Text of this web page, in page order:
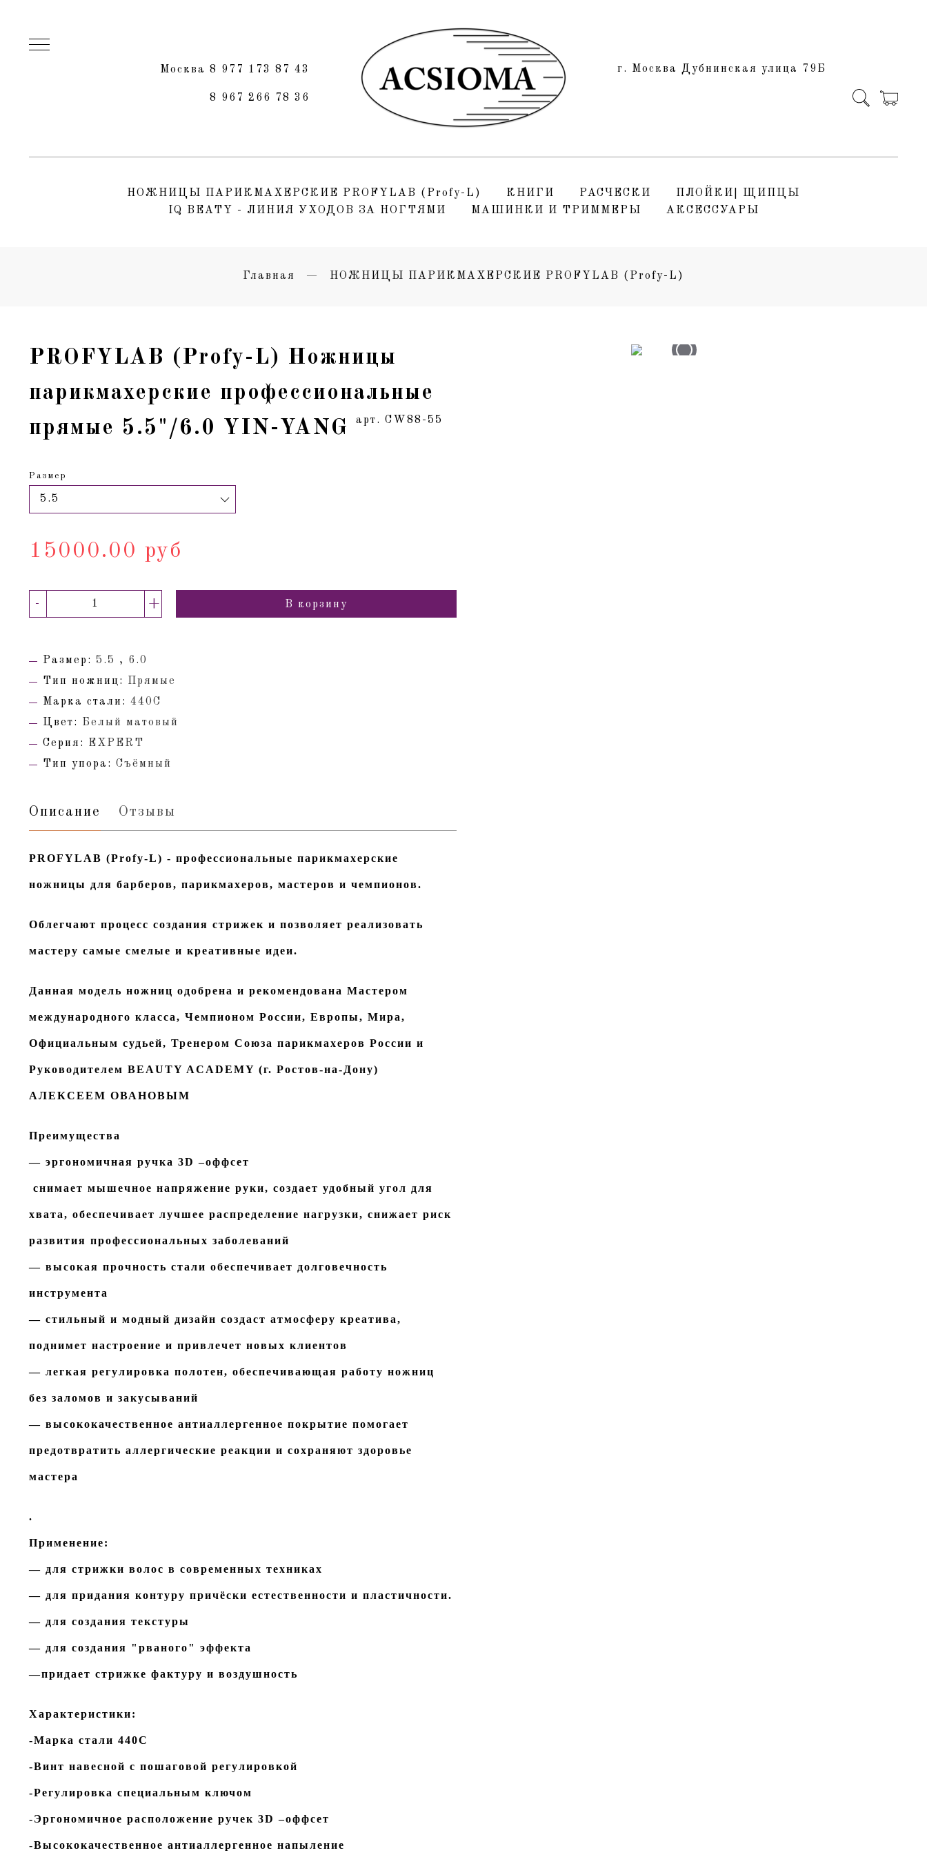
Москва 8 977 173 87 43
8 967 266 78 36
г. Москва Дубнинская улица 79Б
НОЖНИЦЫ ПАРИКМАХЕРСКИЕ PROFYLAB (Profy-L) КНИГИ РАСЧЕСКИ
ПЛОЙКИ| ЩИПЦЫ
IQ BEATY - ЛИНИЯ УХОДОВ ЗА НОГТЯМИ
МАШИНКИ И ТРИММЕРЫ АКСЕССУАРЫ
Главная НОЖНИЦЫ ПАРИКМАХЕРСКИЕ PROFYLAB (Profy-L)
PROFYLAB (Profy-L) Ножницы
парикмахерские профессиональные
прямые 5.5"/6.0 YIN-YANG
арт. CW88-55
Размер
15000.00 руб
- + В корзину
Размер:
5.5 , 6.0
Тип ножниц:
Прямые
Марка стали: 440С
Цвет:
Белый матовый
Серия:
EXPERT
Тип упора: Съёмный
Описание Отзывы
PROFYLAB (Profy-L) - профессиональные парикмахерские
ножницы для барберов, парикмахеров, мастеров и чемпионов.
Облегчают процесс создания стрижек и позволяет реализовать
мастеру самые смелые и креативные идеи.
Данная модель ножниц одобрена и рекомендована Мастером
международного класса, Чемпионом России, Европы, Мира,
Официальным судьей, Тренером Союза парикмахеров России и
Руководителем BEAUTY ACADEMY (г. Ростов-на-Дону)
АЛЕКСЕЕМ ОВАНОВЫМ
Преимущества
— эргономичная ручка 3D –оффсет
снимает мышечное напряжение руки, создает удобный угол для
хвата, обеспечивает лучшее распределение нагрузки, снижает риск
развития профессиональных заболеваний
— высокая прочность стали обеспечивает долговечность
инструмента
— стильный и модный дизайн создаст атмосферу креатива,
поднимет настроение и привлечет новых клиентов
— легкая регулировка полотен, обеспечивающая работу ножниц
без заломов и закусываний
— высококачественное антиаллергенное покрытие помогает
предотвратить аллергические реакции и сохраняют здоровье
мастера
.
Применение:
— для стрижки волос в современных техниках
— для придания контуру причёски естественности и пластичности.
— для создания текстуры
— для создания "рваного" эффекта
—придает стрижке фактуру и воздушность
Характеристики:
-Марка стали 440С
-Винт навесной с пошаговой регулировкой
-Регулировка специальным ключом
-Эргономичное расположение ручек 3D –оффсет
-Высококачественное антиаллергенное напыление